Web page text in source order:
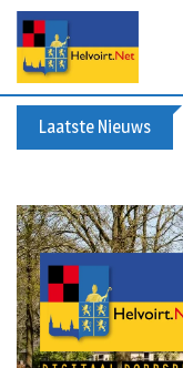
Laatste Nieuws